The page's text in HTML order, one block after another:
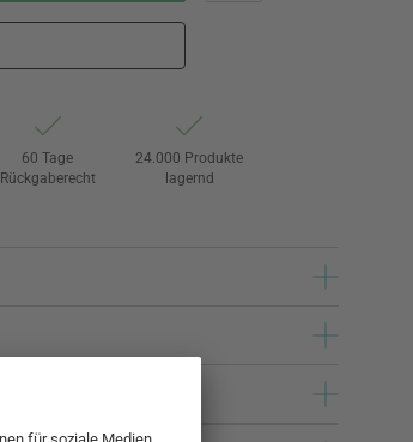
60 Tage
Rückgaberecht
24.000 Produkte
lagernd